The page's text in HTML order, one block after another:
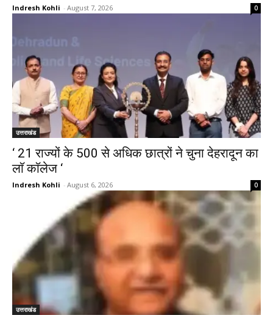
Indresh Kohli - August 7, 2026 0
उत्तराखंड
‘ 21 राज्यों के 500 से अधिक छात्रों ने चुना देहरादून का
लाॅ काॅलेज ‘
Indresh Kohli - August 6, 2026 0
उत्तराखंड